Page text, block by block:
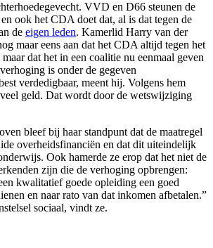
VVD en D66 steunen de
ook het CDA doet dat, al is dat tegen de
de eigen leden. Kamerlid Harry van der
maar eens aan dat het CDA altijd tegen het
dat het in een coalitie nu eenmaal geven
is onder de gegeven
verdedigbaar, meent hij. Volgens hem
geld. Dat wordt door de wetswijziging
bleef bij haar standpunt dat de maatregel
overheidsfinanciën en dat dit uiteindelijk
Ook hamerde ze erop dat het niet de
zijn die de verhoging opbrengen:
kwalitatief goede opleiding een goed
en naar rato van dat inkomen afbetalen.”
sociaal, vindt ze.